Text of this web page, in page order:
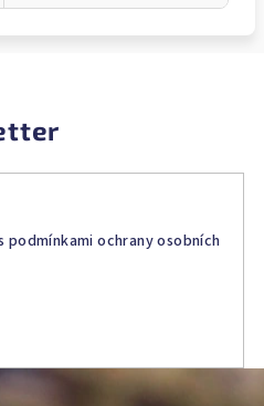
podmínkami ochrany osobních